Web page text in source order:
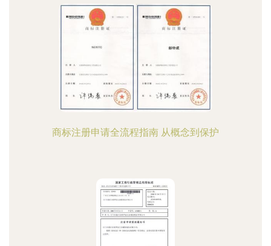
商标注册申请全流程指南 从概念到保护